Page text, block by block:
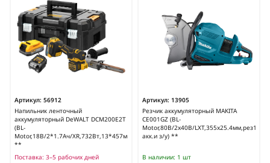
Артикул: 56912
Напильник ленточный
аккумуляторный DeWALT DCM200E2T
(BL-
Motor,18B/2*1.7Ач/XR,732Вт,13*457мм)
**
Поставка: 3–5 рабочих дней
Артикул: 13905
Резчик аккумуляторный MAKITA
CE001GZ (BL-
Motor,80В/2х40В/
акк.и з/у) **
В наличии: 1 шт